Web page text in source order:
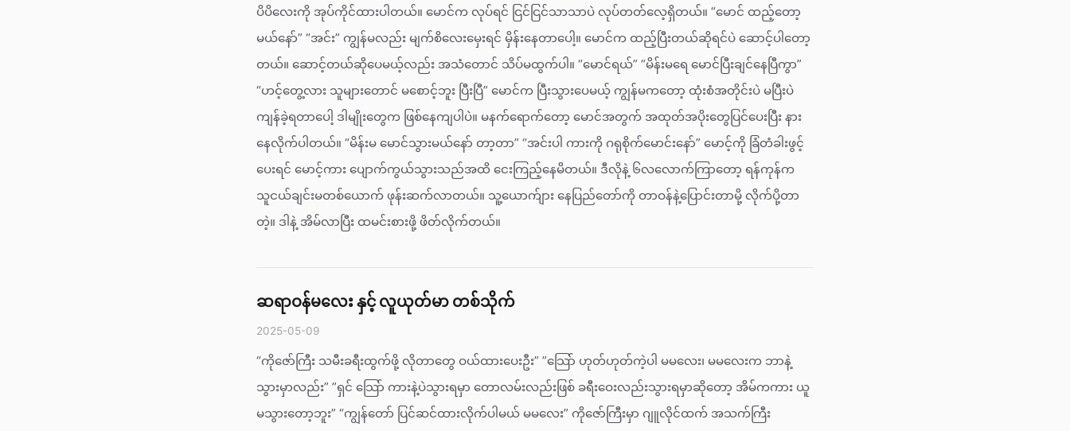
ပိပိလေးကို အုပ်ကိုင်ထားပါတယ်။ မောင်က လုပ်ရင် ငြင်ငြင်သာသာပဲ လုပ်တတ်လေ့ရှိတယ်။ “မောင် ထည့်တော့
မယ်နော်” “အင်း” ကျွန်မလည်း မျက်စိလေးမှေးရင် မှိန်းနေတာပေါ့။ မောင်က ထည့်ပြီးတယ်ဆိုရင်ပဲ ဆောင့်ပါတော့
တယ်။ ဆောင့်တယ်ဆိုပေမယ့်လည်း အသံတောင် သိပ်မထွက်ပါ။ “မောင်ရယ်” “မိန်းမရေ မောင်ပြီးချင်နေပြီကွာ”
“ဟင့်တွေ့လား သူများတောင် မစောင့်ဘူး ပြီးပြီ” မောင်က ပြီးသွားပေမယ့် ကျွန်မကတော့ ထုံးစံအတိုင်းပဲ မပြီးပဲ
ကျန်ခဲ့ရတာပေါ့ ဒါမျိုးတွေက ဖြစ်နေကျပါပဲ။ မနက်ရောက်တော့ မောင်အတွက် အထုတ်အပိုးတွေပြင်ပေးပြီး နား
နေလိုက်ပါတယ်။ “မိန်းမ မောင်သွားမယ်နော် တာ့တာ” “အင်းပါ ကားကို ဂရုစိုက်မောင်းနော်” မောင့်ကို ခြံတံခါးဖွင့်
ပေးရင် မောင့်ကား ပျောက်ကွယ်သွားသည်အထိ ငေးကြည့်နေမိတယ်။ ဒီလိုနဲ့ ၆လ‌လောက်ကြာတော့ ရန်ကုန်က
သူငယ်ချင်းမတစ်ယောက် ဖုန်းဆက်လာတယ်။ သူ့ယောက်ျား နေပြည်တော်ကို တာဝန်နဲ့ပြောင်းတာမို့ လိုက်ပို့တာ
တဲ့။ ဒါနဲ့ အိမ်လာပြီး ထမင်းစားဖို့ ဖိတ်လိုက်တယ်။
ဆရာဝန်မလေး နှင့် လူယုတ်မာ တစ်သိုက်
2025-05-09
“ကိုဇော်ကြီး သမီးခရီးထွက်ဖို့ လိုတာတွေ ဝယ်ထားပေးဦး” ”သြော် ဟုတ်ဟုတ်ကဲ့ပါ မမလေး၊ မမလေးက ဘာနဲ့
သွားမှာလည်း” ”ရှင် သြော် ကားနဲ့ပဲသွားရမှာ တောလမ်းလည်းဖြစ် ခရီးဝေးလည်းသွားရမှာဆိုတော့ အိမ်ကကား ယူ
မသွားတော့ဘူး” “ကျွန်တော် ပြင်ဆင်ထားလိုက်ပါမယ် မမလေး” ကိုဇော်ကြီးမှာ ဂျူလိုင်ထက် အသက်ကြီး